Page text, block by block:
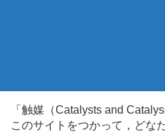
「触媒（Catalysts and
このサイトをつかって，どな